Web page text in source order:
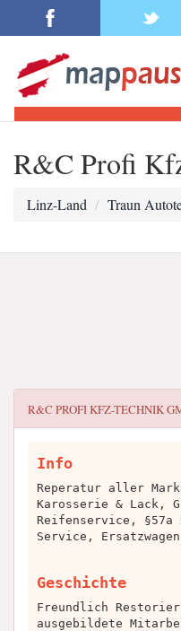
R&C Profi
Linz-Land Traun
R&C PROFI KFZ-TECHNIK
Info
Reperatur aller
Karosserie & Lack,
Reifenservice,
Service,
Geschichte
Freundlich
ausgebildete